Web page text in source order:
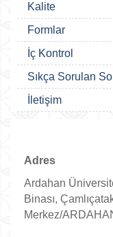
Kalite
Formlar
İç Kontrol
Sıkça Sorulan
İletişim
Adres
Ardahan
Binası,
Merkez/